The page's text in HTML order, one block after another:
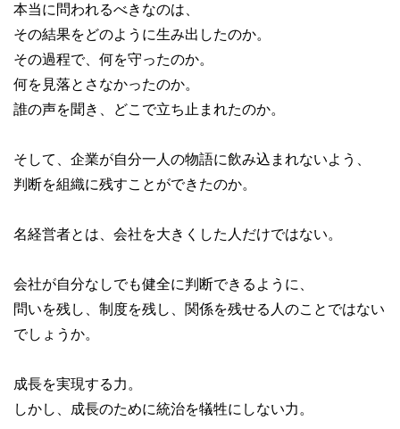
本当に問われるべきなのは、
その結果をどのように生み出したのか。
その過程で、何を守ったのか。
何を見落とさなかったのか。
誰の声を聞き、どこで立ち止まれたのか。
そして、企業が自分一人の物語に飲み込まれないよう、
判断を組織に残すことができたのか。
名経営者とは、会社を大きくした人だけではない。
会社が自分なしでも健全に判断できるように、
問いを残し、制度を残し、関係を残せる人のことではない
でしょうか。
成長を実現する力。
しかし、成長のために統治を犠牲にしない力。